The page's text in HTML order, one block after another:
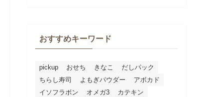
おすすめキーワード
pickup おせち きなこ
だしパック
ちらし寿司
よもぎパウダー
アボカド
イソフラボン
オメガ3
カテキン